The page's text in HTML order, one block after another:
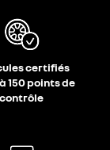
certifiés
150 points de
contrôle